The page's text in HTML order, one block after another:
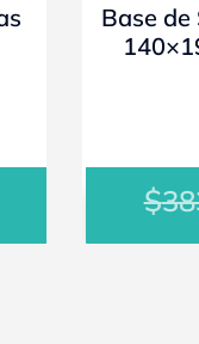
Base de
$